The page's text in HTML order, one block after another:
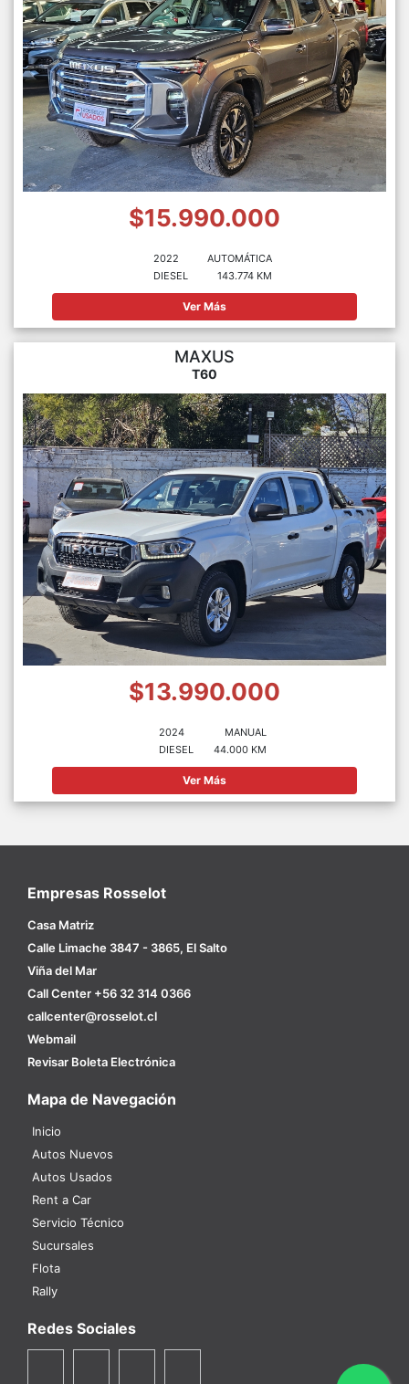
$15.990.000
2022
DIESEL
AUTOMÁTICA
143.774 KM
Ver Más
MAXUS
T60
$13.990.000
2024
DIESEL
MANUAL
44.000 KM
Ver Más
Empresas Rosselot
Casa Matriz
Calle Limache 3847 - 3865, El Salto
Viña del Mar
Call Center +56 32 314 0366
callcenter@rosselot.cl
Webmail
Revisar Boleta Electrónica
Mapa de Navegación
Inicio
Autos Nuevos
Autos Usados
Rent a Car
Servicio Técnico
Sucursales
Flota
Rally
Redes Sociales